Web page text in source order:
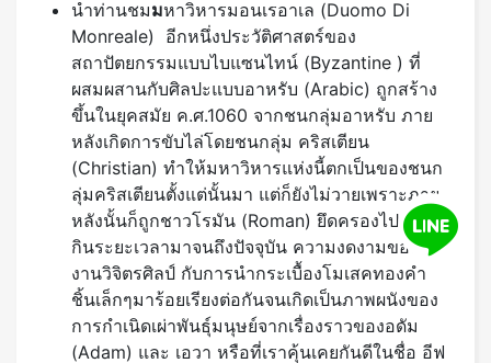
นำท่านชมมหาวิหารมอนเรอาเล (Duomo Di
Monreale) อีกหนึ่งประวัติศาสตร์ของ
สถาปัตยกรรมแบบไบแซนไทน์ (Byzantine ) ที่
ผสมผสานกับศิลปะแบบอาหรับ (Arabic) ถูกสร้าง
ขึ้นในยุคสมัย ค.ศ.1060 จากชนกลุ่มอาหรับ ภาย
หลังเกิดการขับไล่โดยชนกลุ่ม คริสเตียน
(Christian) ทำให้มหาวิหารแห่งนี้ตกเป็นของชนก
ลุ่มคริสเตียนตั้งแต่นั้นมา แต่ก็ยังไม่วายเพราะภาย
หลังนั้นก็ถูกชาวโรมัน (Roman) ยึดครองไปและ
กินระยะเวลามาจนถึงปัจจุบัน ความงดงามของ
งานวิจิตรศิลป์ กับการนำกระเบื้องโมเสคทองคำ
ชิ้นเล็กๆมาร้อยเรียงต่อกันจนเกิดเป็นภาพผนังของ
การกำเนิดเผ่าพันธุ์มนุษย์จากเรื่องราวของอดัม
(Adam) และ เอวา หรือที่เราคุ้นเคยกันดีในชื่อ อีฟ